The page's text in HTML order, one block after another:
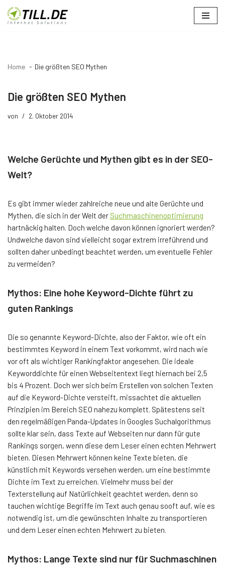
Zum
Home Die größten SEO Mythen
Die größten SEO Mythen
von 2. Oktober 2014
Welche Gerüchte und Mythen gibt es in der SEO-
Welt?
Es gibt immer wieder zahlreiche neue und alte Gerüchte und
Mythen, die sich in der Welt der Suchmaschinenoptimierung
hartnäckig halten. Doch welche davon können ignoriert werden?
Undwelche davon sind vielleicht sogar extrem irreführend und
sollten daher unbedingt beachtet werden, um eventuelle Fehler
zu vermeiden?
Mythos: Eine hohe Keyword-Dichte führt zu
guten Rankings
Die so genannte Keyword-Dichte, also der Faktor, wie oft ein
bestimmtes Keyword in einem Text vorkommt, wird nach wie
vor oft als wichtiger Rankingfaktor angesehen. Die ideale
Keyworddichte für einen Webseitentext liegt hiernach bei 2,5
bis 4 Prozent. Doch wer sich beim Erstellen von solchen Texten
auf die Keyword-Dichte versteift, missachtet die aktuellen
Prinzipien im Bereich SEO nahezu komplett. Spätestens seit
den regelmäßigen Panda-Updates in Googles Suchalgorithmus
sollte klar sein, dass Texte auf Webseiten nur dann für gute
Rankings sorgen, wenn diese dem Leser einen echten Mehrwert
bieten. Diesen Mehrwert können keine Texte bieten, die
künstlich mit Keywords versehen werden, um eine bestimmte
Dichte im Text zu erreichen. Vielmehr muss bei der
Texterstellung auf Natürlichkeit geachtet werden, denn so
tauchen wichtige Begriffe im Text auch genau sooft auf, wie es
notwendig ist, um die gewünschten Inhalte zu transportieren
und dem Leser einen echten Mehrwert zu bieten.
Mythos: Lange Texte sind nur für Suchmaschinen